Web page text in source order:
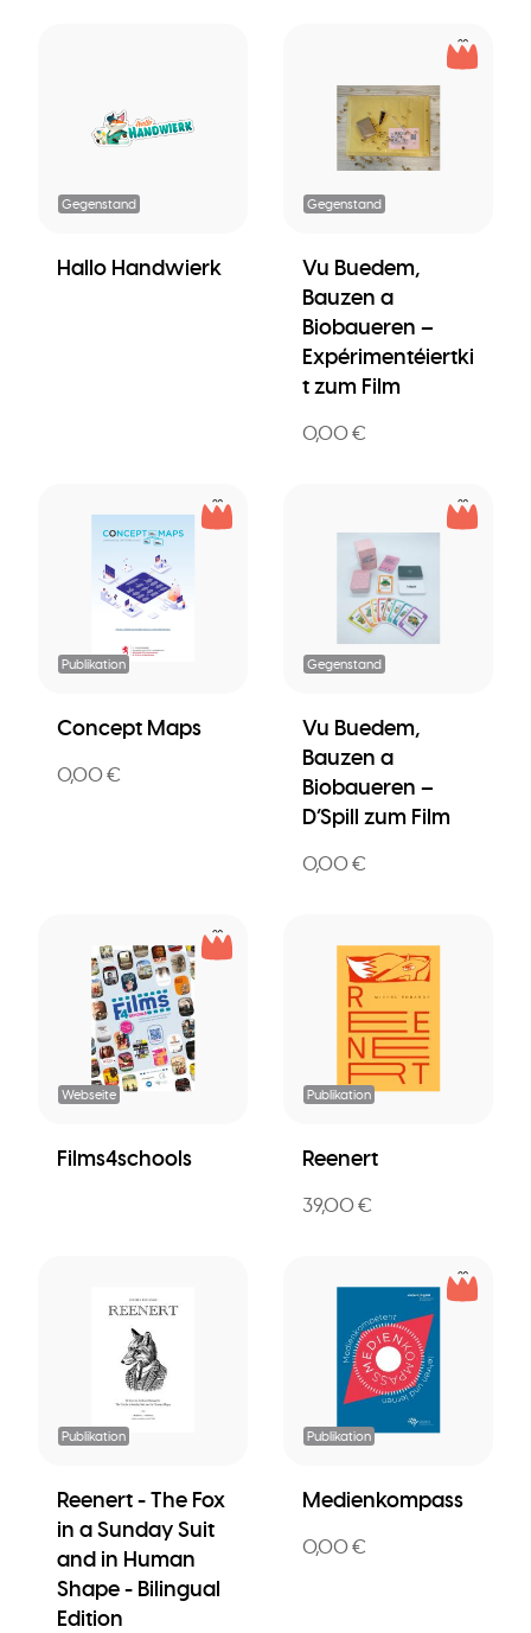
Gegenstand
Hallo Handwierk
Gegenstand
Vu Buedem,
Bauzen a
Biobaueren –
Expérimentéiertki
t zum Film
0,00 €
Publikation
Concept Maps
0,00 €
Gegenstand
Vu Buedem,
Bauzen a
Biobaueren –
D’Spill zum Film
0,00 €
Webseite
Films4schools
Publikation
Reenert
39,00 €
Publikation
Reenert - The Fox
in a Sunday Suit
and in Human
Shape - Bilingual
Edition
Publikation
Medienkompass
0,00 €